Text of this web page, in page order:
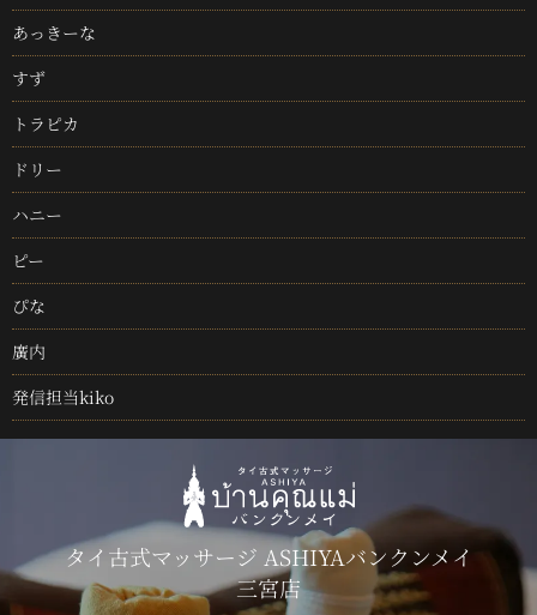
あっきーな
すず
トラピカ
ドリー
ハニー
ピー
ぴな
廣内
発信担当kiko
タイ古式マッサージ ASHIYAバンクンメイ
三宮店